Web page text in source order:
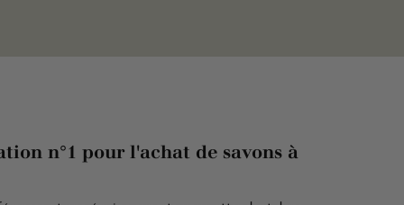
n°1 pour l'achat de savons à